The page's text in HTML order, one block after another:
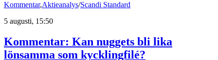
Kommentar,Aktieanalys/Scandi Standard
5 augusti, 15:50
Kommentar: Kan nuggets bli lika
lönsamma som kycklingfilé?